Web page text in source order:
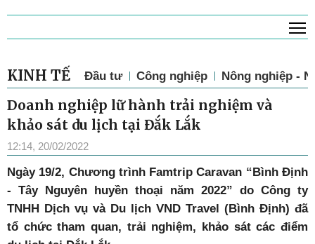
KINH TẾ Đầu tư Công nghiệp Nông nghiệp -
Doanh nghiệp lữ hành trải nghiệm và
khảo sát du lịch tại Đắk Lắk
12:14, 20/02/2022
Ngày 19/2, Chương trình Famtrip Caravan “Bình Định
- Tây Nguyên huyền thoại năm 2022” do Công ty
TNHH Dịch vụ và Du lịch VND Travel (Bình Định) đã
tổ chức tham quan, trải nghiệm, khảo sát các điểm